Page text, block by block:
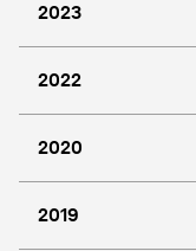
2023
2022
2020
2019